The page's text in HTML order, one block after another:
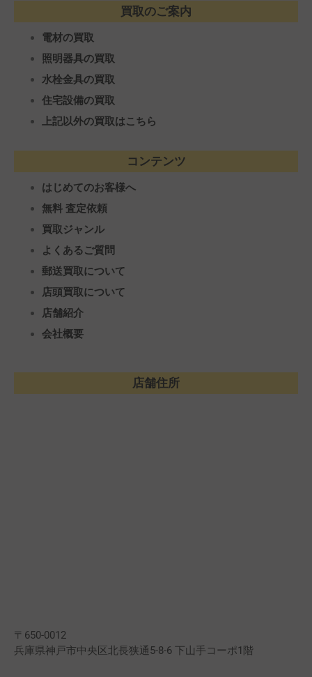
買取のご案内
電材の買取
照明器具の買取
水栓金具の買取
住宅設備の買取
上記以外の買取はこちら
コンテンツ
はじめてのお客様へ
無料 査定依頼
買取ジャンル
よくあるご質問
郵送買取について
店頭買取について
店舗紹介
会社概要
店舗住所
〒650-0012
兵庫県神戸市中央区北長狭通5-8-6 下山手コーポ1階